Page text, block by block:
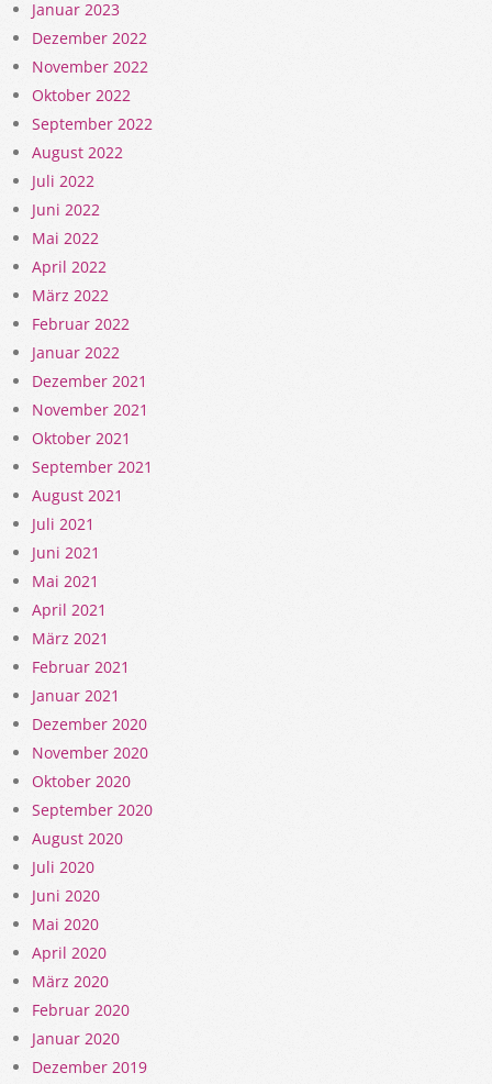
Januar 2023
Dezember 2022
November 2022
Oktober 2022
September 2022
August 2022
Juli 2022
Juni 2022
Mai 2022
April 2022
März 2022
Februar 2022
Januar 2022
Dezember 2021
November 2021
Oktober 2021
September 2021
August 2021
Juli 2021
Juni 2021
Mai 2021
April 2021
März 2021
Februar 2021
Januar 2021
Dezember 2020
November 2020
Oktober 2020
September 2020
August 2020
Juli 2020
Juni 2020
Mai 2020
April 2020
März 2020
Februar 2020
Januar 2020
Dezember 2019